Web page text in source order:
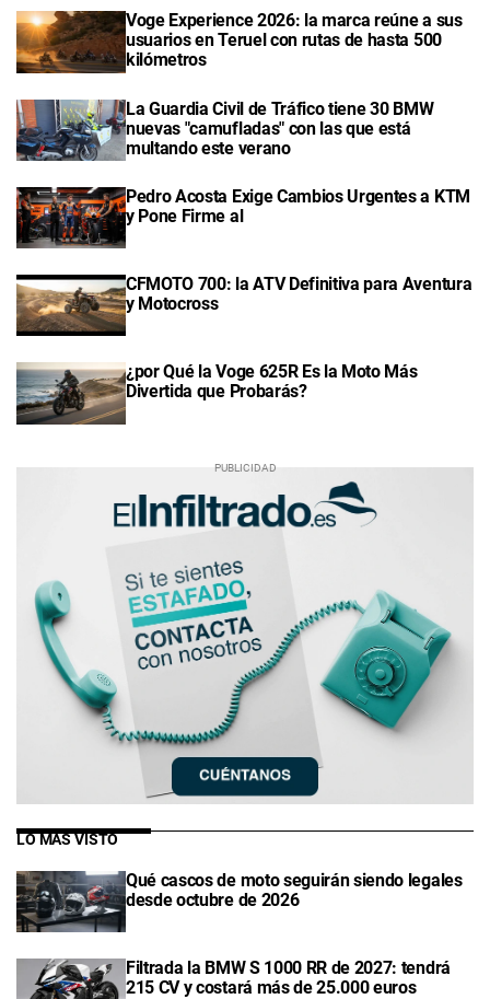
Voge Experience 2026: la marca reúne a sus
usuarios en Teruel con rutas de hasta 500
kilómetros
La Guardia Civil de Tráfico tiene 30 BMW
nuevas "camufladas" con las que está
multando este verano
Pedro Acosta Exige Cambios Urgentes a KTM
y Pone Firme al
CFMOTO 700: la ATV Definitiva para Aventura
y Motocross
¿por Qué la Voge 625R Es la Moto Más
Divertida que Probarás?
LO MÁS VISTO
Qué cascos de moto seguirán siendo legales
desde octubre de 2026
Filtrada la BMW S 1000 RR de 2027: tendrá
215 CV y costará más de 25.000 euros